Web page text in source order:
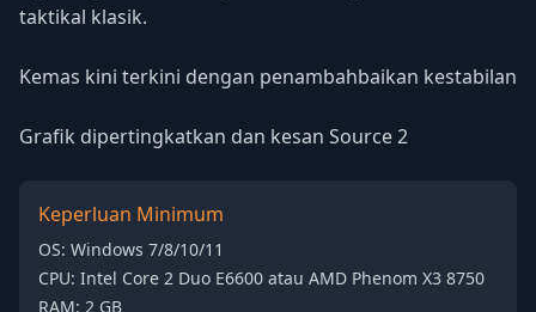
taktikal klasik.
Kemas kini terkini dengan penambahbaikan kestabilan
Grafik dipertingkatkan dan kesan Source 2
Keperluan Minimum
OS: Windows 7/8/10/11
CPU: Intel Core 2 Duo E6600 atau AMD Phenom X3 8750
RAM: 2 GB